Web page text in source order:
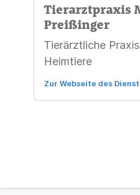
Tierarztpraxis
Preißinger
Tierärztliche
Heimtiere
Zur Webseite des